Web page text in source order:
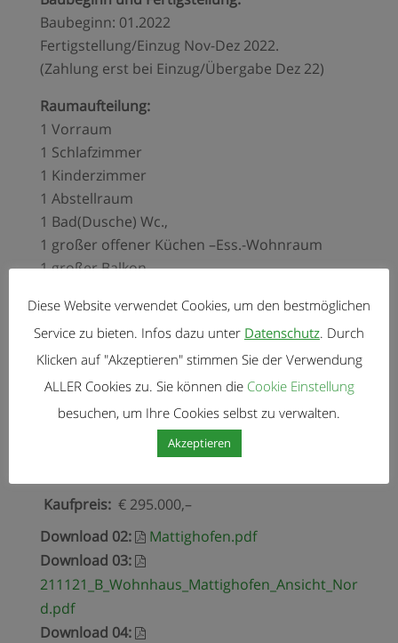
Baubeginn: 01.2022
Fertigstellung/Einzug Nov-Dez 2022.
(Zahlung erst bei Einzug/Übergabe Dez 22)
Raumaufteilung:
1 Vorraum
1 Schlafzimmer
1 Kinderzimmer
1 Abstellraum
1 Bad(Dusche) Wc.,
1 großer offener Küchen –Ess.-Wohnraum
1 großer Balkon
Eckdaten:
Wohnfläche: 75m²
Balkonfläche: ca. 16m²
2 eigene Pkw.-Stellplätze
Geringe Betriebskosten: Akonto ca. € 150,– inkl.
Heizung(Wärmepumpe)
Wasser und Abwasser, Mülltonne,
Kaufpreis:€ 295.000,–
Download 02:
Mattighofen.pdf
Download 03:
211121_B_Wohnhaus_Mattighofen_Ansicht_Nor
d.pdf
Download 04:
Diese Website verwendet Cookies, um den bestmöglichen
Service zu bieten. Infos dazu unter Datenschutz. Durch
Klicken auf "Akzeptieren" stimmen Sie der Verwendung
ALLER Cookies zu. Sie können die Cookie Einstellung
besuchen, um Ihre Cookies selbst zu verwalten.
Akzeptieren